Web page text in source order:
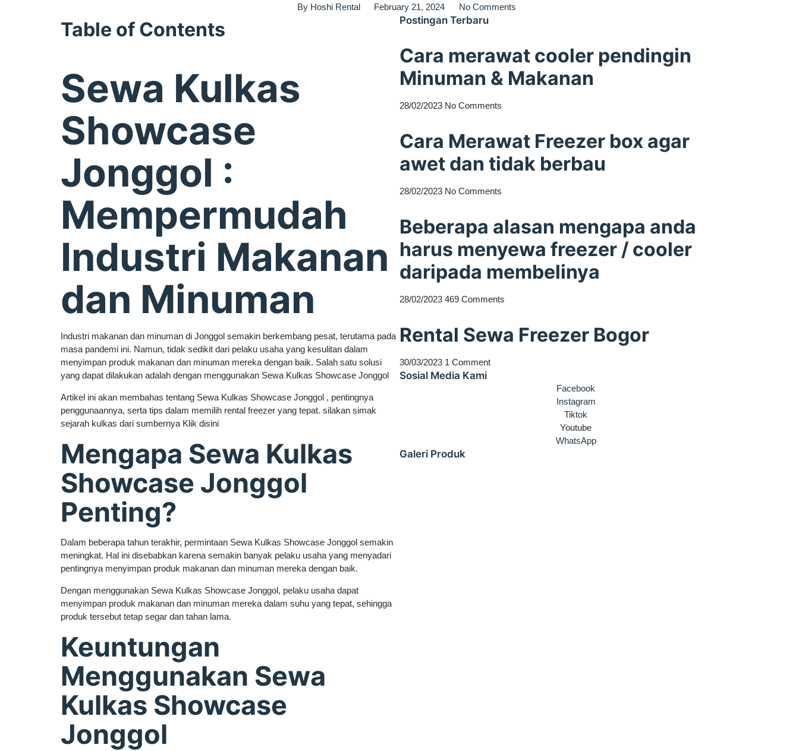
ByHoshi Rental February 21, 2024 No Comments
Table of Contents
Sewa Kulkas
Showcase
Jonggol :
Mempermudah
Industri Makanan
dan Minuman
Industri makanan dan minuman di Jonggol semakin berkembang pesat, terutama pada
masa pandemi ini. Namun, tidak sedikit dari pelaku usaha yang kesulitan dalam
menyimpan produk makanan dan minuman mereka dengan baik. Salah satu solusi
yang dapat dilakukan adalah dengan menggunakan Sewa Kulkas Showcase Jonggol
Artikel ini akan membahas tentang Sewa Kulkas Showcase Jonggol , pentingnya
penggunaannya, serta tips dalam memilih rental freezer yang tepat. silakan simak
sejarah kulkas dari sumbernya Klik disini
Mengapa Sewa Kulkas
Showcase Jonggol
Penting?
Dalam beberapa tahun terakhir, permintaan Sewa Kulkas Showcase Jonggol semakin
meningkat. Hal ini disebabkan karena semakin banyak pelaku usaha yang menyadari
pentingnya menyimpan produk makanan dan minuman mereka dengan baik.
Dengan menggunakan Sewa Kulkas Showcase Jonggol, pelaku usaha dapat
menyimpan produk makanan dan minuman mereka dalam suhu yang tepat, sehingga
produk tersebut tetap segar dan tahan lama.
Keuntungan
Menggunakan Sewa
Kulkas Showcase
Jonggol
Postingan Terbaru
Cara merawat cooler pendingin
Minuman & Makanan
28/02/2023 No Comments
Cara Merawat Freezer box agar
awet dan tidak berbau
28/02/2023 No Comments
Beberapa alasan mengapa anda
harus menyewa freezer / cooler
daripada membelinya
28/02/2023 469 Comments
Rental Sewa Freezer Bogor
30/03/2023 1 Comment
Sosial Media Kami
Facebook
Instagram
Tiktok
Youtube
WhatsApp
Galeri Produk